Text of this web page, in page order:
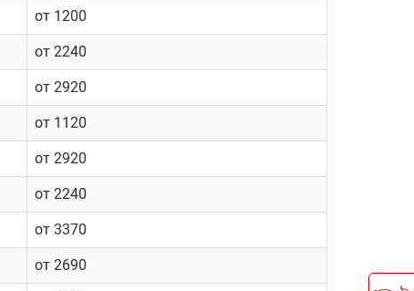
от 1200
от 2240
от 2920
от 1120
от 2920
от 2240
от 3370
от 2690